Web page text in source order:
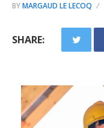
BYMARGAUD LE LECOQ
SHARE: